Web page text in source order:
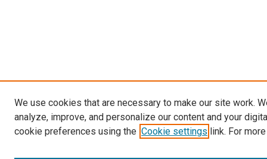
We use cookies that are necessary to make our site work.
analyze, improve, and personalize our content and your
cookie preferences using the Cookie settings link. For